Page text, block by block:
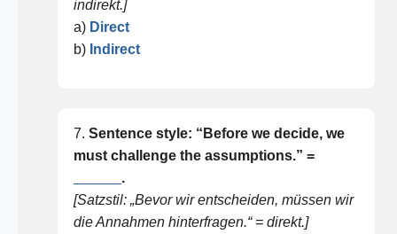
indirekt.]
a) Direct
b) Indirect
7. Sentence style: “Before we decide, we
must challenge the assumptions.” =
.
[Satzstil: „Bevor wir entscheiden, müssen wir
die Annahmen hinterfragen.“ = direkt.]